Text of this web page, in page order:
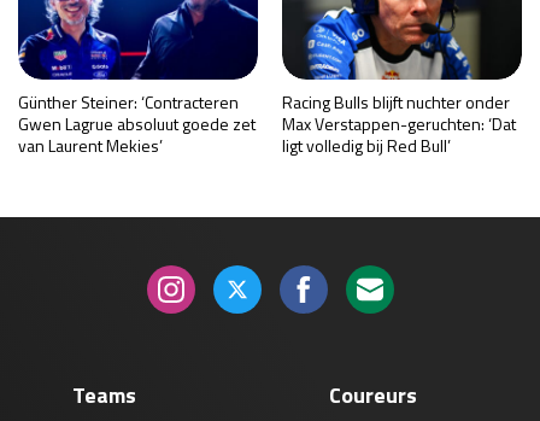
Günther Steiner: ‘Contracteren
Gwen Lagrue absoluut goede zet
van Laurent Mekies’
Racing Bulls blijft nuchter onder
Max Verstappen-geruchten: ‘Dat
ligt volledig bij Red Bull’
Teams Coureurs